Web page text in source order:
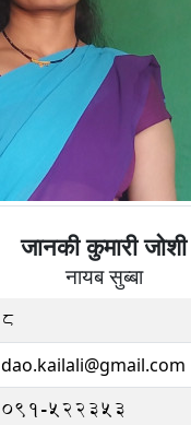
जानकी कुमारी जोशी
नायब सुब्बा
8
dao.kailali@gmail.com
०९१-५२२३५३